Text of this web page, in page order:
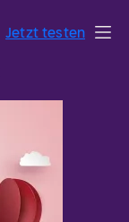
Jetzt testen